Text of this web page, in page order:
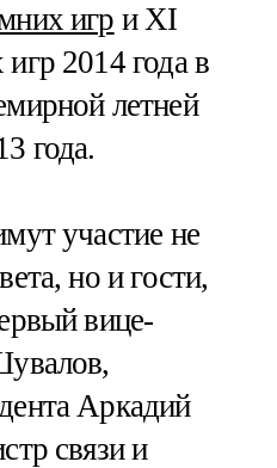
игр и ХI
2014 года в
летней
года.
участие не
но и гости,
вице-
Аркадий
связи и